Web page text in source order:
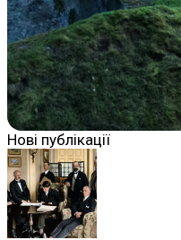
Нові публікації